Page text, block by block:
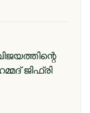
ജിഫ്രി